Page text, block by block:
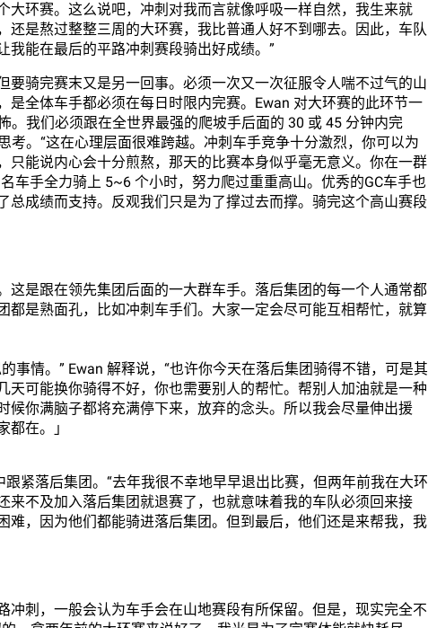
大环赛。这么说吧，冲刺对我而言就像呼吸一样自然，我生来就
还是熬过整整三周的大环赛，我比普通人好不到哪去。因此，车队
能在最后的平路冲刺赛段骑出好成绩。”
要骑完赛末又是另一回事。必须一次又一次征服令人喘不过气的山
是全体车手都必须在每日时限内完赛。Ewan 对大环赛的此环节一
。我们必须跟在全世界最强的爬坡手后面的 30 或 45 分钟内完
考。“这在心理层面很难跨越。冲刺车手竞争十分激烈，你可以为
只能说内心会十分煎熬，那天的比赛本身似乎毫无意义。你在一群
车手全力骑上 5~6 个小时，努力爬过重重高山。优秀的GC车手也
总成绩而支持。反观我们只是为了撑过去而撑。骑完这个高山赛段
这是跟在领先集团后面的一大群车手。落后集团的每一个人通常都
都是熟面孔，比如冲刺车手们。大家一定会尽可能互相帮忙，就算
事情。” Ewan 解释说，“也许你今天在落后集团骑得不错，可是其
天可能换你骑得不好，你也需要别人的帮忙。帮别人加油就是一种
候你满脑子都将充满停下来，放弃的念头。所以我会尽量伸出援
在。」
紧落后集团。“去年我很不幸地早早退出比赛，但两年前我在大环
来不及加入落后集团就退赛了，也就意味着我的车队必须回来接
难，因为他们都能骑进落后集团。但到最后，他们还是来帮我，我
冲刺，一般会认为车手会在山地赛段有所保留。但是，现实完全不